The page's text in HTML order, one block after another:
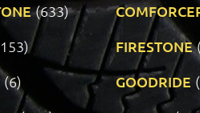
(633)
FIRESTONE
(6) GOODRIDE